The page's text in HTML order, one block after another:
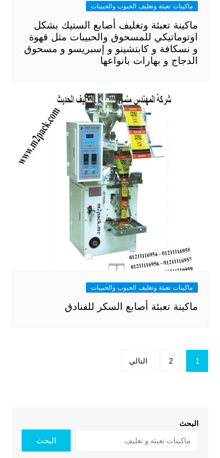
ماكينات تعبئة وتغليف الحبوب والحبيبات
ماكينة تعبئة وتغليف أصابع الستيك بشكل
اوتوماتيكي للمسحوق والحبيبات مثل قهوة
و نسكافة و كابتشينو و إسبريسو و مسحوق
الدجاج و بهارات بانواعها
ماكينات تعبئة وتغليف الحبوب والحبيبات
ماكينة تعبئة أصابع السكر للفنادق
تعدد
صفحات
1
2 التالي
البحث
البحث